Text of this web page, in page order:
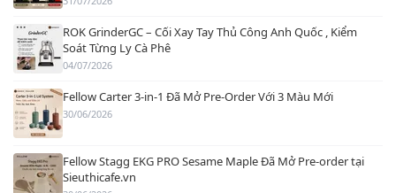
ROK GrinderGC – Cối Xay Tay Thủ Công Anh Quốc , Kiểm
Soát Từng Ly Cà Phê
04/07/2026
Fellow Carter 3-in-1 Đã Mở Pre-Order Với 3 Màu Mới
30/06/2026
Fellow Stagg EKG PRO Sesame Maple Đã Mở Pre-order tại
Sieuthicafe.vn